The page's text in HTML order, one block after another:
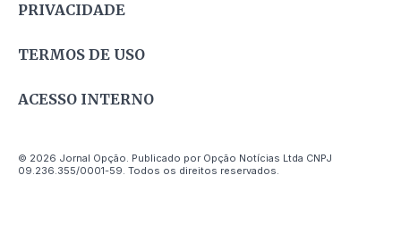
PRIVACIDADE
TERMOS DE USO
ACESSO INTERNO
© 2026 Jornal Opção. Publicado por Opção Notícias Ltda CNPJ
09.236.355/0001-59. Todos os direitos reservados.